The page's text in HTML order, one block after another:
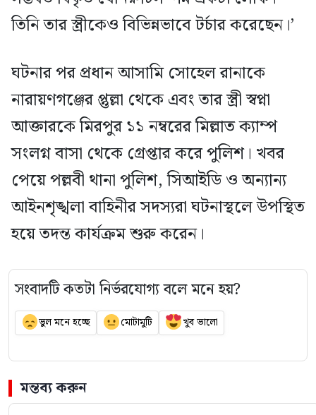
তিনি তার স্ত্রীকেও বিভিন্নভাবে টর্চার করেছেন।’
ঘটনার পর প্রধান আসামি সোহেল রানাকে
নারায়ণগঞ্জের প্তুল্লা থেকে এবং তার স্ত্রী স্বপ্না
আক্তারকে মিরপুর ১১ নম্বরের মিল্লাত ক্যাম্প
সংলগ্ন বাসা থেকে গ্রেপ্তার করে পুলিশ। খবর
পেয়ে পল্লবী থানা পুলিশ, সিআইডি ও অন্যান্য
আইনশৃঙ্খলা বাহিনীর সদস্যরা ঘটনাস্থলে উপস্থিত
হয়ে তদন্ত কার্যক্রম শুরু করেন।
সংবাদটি কতটা নির্ভরযোগ্য বলে মনে হয়?
ভুল মনে হচ্ছে মোটামুটি খুব ভালো
মন্তব্য করুন